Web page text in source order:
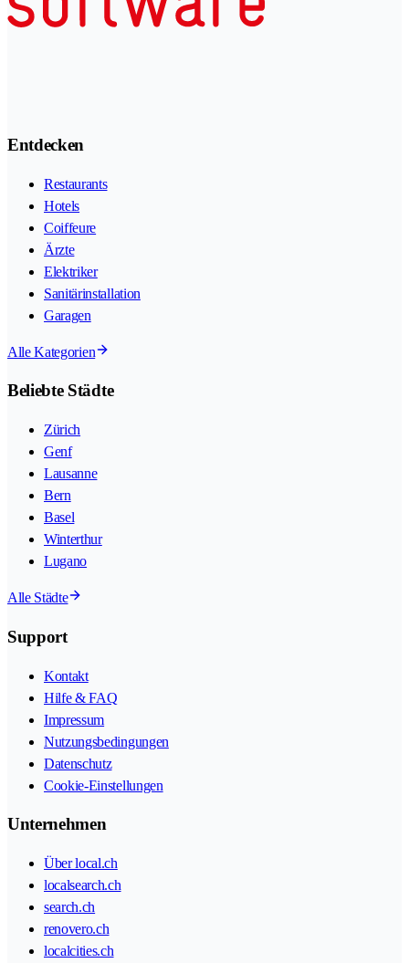
Entdecken
Restaurants
Hotels
Coiffeure
Ärzte
Elektriker
Sanitärinstallation
Garagen
Alle Kategorien
Beliebte Städte
Zürich
Genf
Lausanne
Bern
Basel
Winterthur
Lugano
Alle Städte
Support
Kontakt
Hilfe & FAQ
Impressum
Nutzungsbedingungen
Datenschutz
Cookie-Einstellungen
Unternehmen
Über local.ch
localsearch.ch
search.ch
renovero.ch
localcities.ch